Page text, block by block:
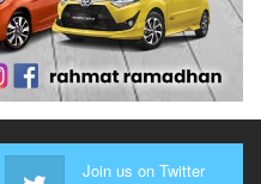
Join us on Twitter